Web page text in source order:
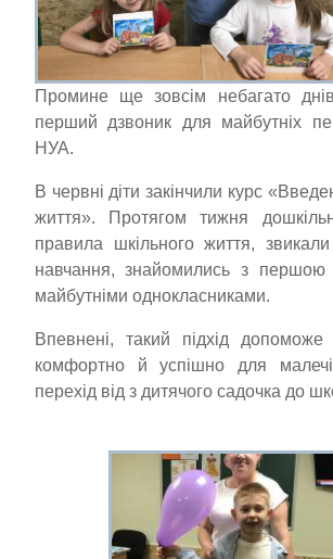
Промине ще зовсім небагато
перший дзвоник для майбутніх
НУА.
В червні діти закінчили курс
життя». Протягом тижня
правила шкільного життя,
навчання, знайомились з першою
майбутніми однокласниками.
Впевнені, такий підхід допоможе
комфортно й успішно для малечі
перехід від з дитячого садочка до